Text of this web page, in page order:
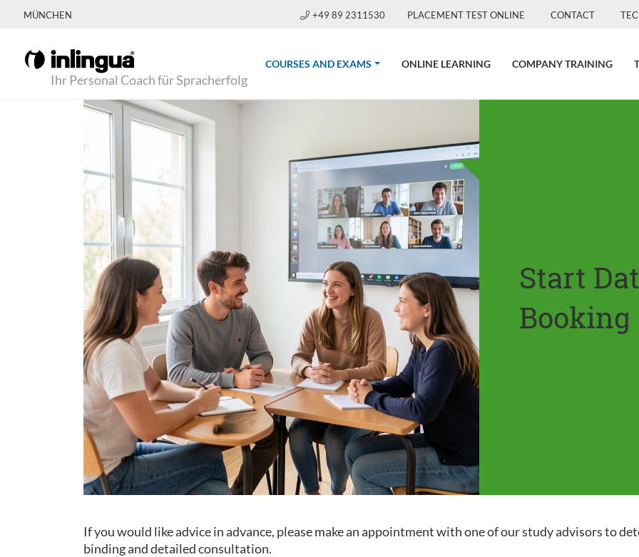
MÜNCHEN +49 89 2311530 PLACEMENT TEST ONLINE CONTACT
Ihr Personal Coach für Spracherfolg
COURSES AND EXAMS (CURRENT)ONLINE LEARNING COMPANY TRAINING
Start
Booking
If you would like advice in advance, please make an appointment with one of our study advisors to
binding and detailed consultation.